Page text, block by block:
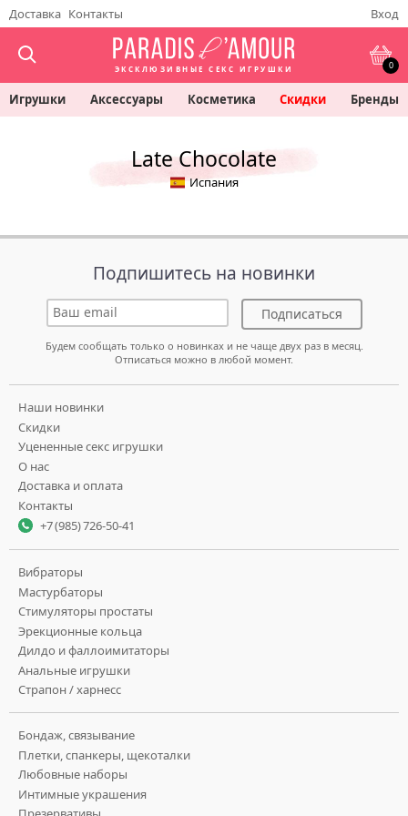
Доставка Контакты Вход
ЭКСКЛЮЗИВНЫЕ СЕКС ИГРУШКИ 0
Игрушки Аксессуары Косметика Скидки Бренды
Late Chocolate
Испания
Подпишитесь на новинки
Подписаться
Будем сообщать только о новинках и не чаще двух раз в месяц.
Отписаться можно в любой момент.
Наши новинки
Скидки
Уцененные секс игрушки
О нас
Доставка и оплата
Контакты
+7 (985) 726-50-41
Вибраторы
Мастурбаторы
Стимуляторы простаты
Эрекционные кольца
Дилдо и фаллоимитаторы
Анальные игрушки
Страпон / харнесс
Бондаж, связывание
Плетки, спанкеры, щекоталки
Любовные наборы
Интимные украшения